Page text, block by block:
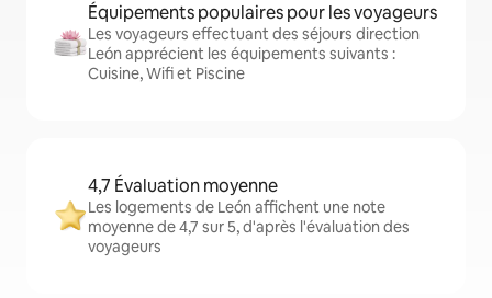
Équipements populaires pour les voyageurs
Les voyageurs effectuant des séjours direction
León apprécient les équipements suivants :
Cuisine, Wifi et Piscine
4,7 Évaluation moyenne
Les logements de León affichent une note
moyenne de 4,7 sur 5, d'après l'évaluation des
voyageurs